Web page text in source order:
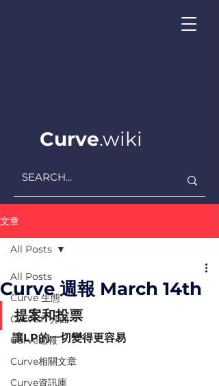
Curve.wiki
文章
All Posts
Curve ​生態
Curve.fi 介面
Curve週報
Curve相關文章
Curve資訊庫
All Posts
Curve 週報 March 14th
提案和投票
讓LP的一切變得更容易